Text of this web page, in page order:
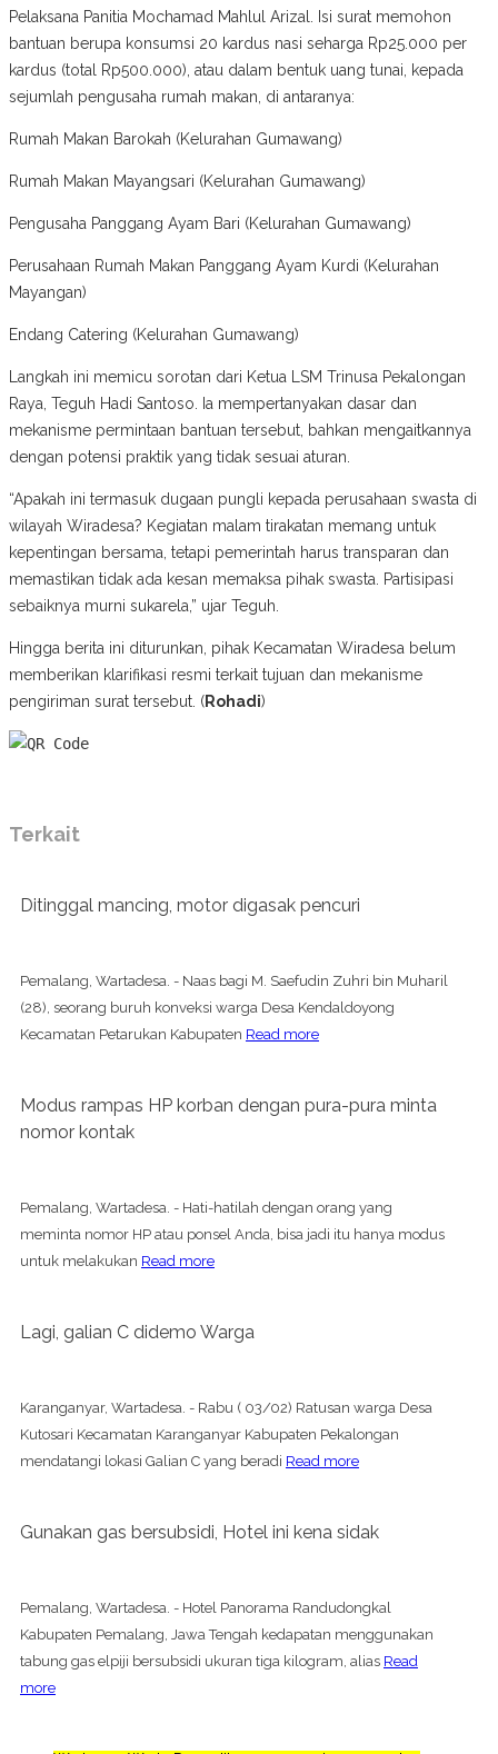
Pelaksana Panitia Mochamad Mahlul Arizal. Isi surat memohon
bantuan berupa konsumsi 20 kardus nasi seharga Rp25.000 per
kardus (total Rp500.000), atau dalam bentuk uang tunai, kepada
sejumlah pengusaha rumah makan, di antaranya:
Rumah Makan Barokah (Kelurahan Gumawang)
Rumah Makan Mayangsari (Kelurahan Gumawang)
Pengusaha Panggang Ayam Bari (Kelurahan Gumawang)
Perusahaan Rumah Makan Panggang Ayam Kurdi (Kelurahan
Mayangan)
Endang Catering (Kelurahan Gumawang)
Langkah ini memicu sorotan dari Ketua LSM Trinusa Pekalongan
Raya, Teguh Hadi Santoso. Ia mempertanyakan dasar dan
mekanisme permintaan bantuan tersebut, bahkan mengaitkannya
dengan potensi praktik yang tidak sesuai aturan.
“Apakah ini termasuk dugaan pungli kepada perusahaan swasta di
wilayah Wiradesa? Kegiatan malam tirakatan memang untuk
kepentingan bersama, tetapi pemerintah harus transparan dan
memastikan tidak ada kesan memaksa pihak swasta. Partisipasi
sebaiknya murni sukarela,” ujar Teguh.
Hingga berita ini diturunkan, pihak Kecamatan Wiradesa belum
memberikan klarifikasi resmi terkait tujuan dan mekanisme
pengiriman surat tersebut. (Rohadi)
Terkait
Ditinggal mancing, motor digasak pencuri
Pemalang, Wartadesa. - Naas bagi M. Saefudin Zuhri bin Muharil
(28), seorang buruh konveksi warga Desa Kendaldoyong
Kecamatan Petarukan Kabupaten Read more
Modus rampas HP korban dengan pura-pura minta
nomor kontak
Pemalang, Wartadesa. - Hati-hatilah dengan orang yang
meminta nomor HP atau ponsel Anda, bisa jadi itu hanya modus
untuk melakukan Read more
Lagi, galian C didemo Warga
Karanganyar, Wartadesa. - Rabu ( 03/02) Ratusan warga Desa
Kutosari Kecamatan Karanganyar Kabupaten Pekalongan
mendatangi lokasi Galian C yang beradi Read more
Gunakan gas bersubsidi, Hotel ini kena sidak
Pemalang, Wartadesa. - Hotel Panorama Randudongkal
Kabupaten Pemalang, Jawa Tengah kedapatan menggunakan
tabung gas elpiji bersubsidi ukuran tiga kilogram, alias Read
more